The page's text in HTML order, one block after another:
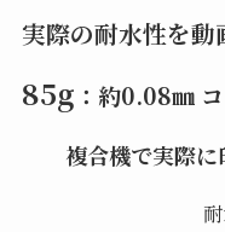
実際の耐水性を動
85g ：約0.08㎜
複合機で実際